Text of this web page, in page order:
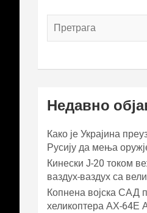
Недавно
Како је Украјина
Русију да мења
Кинески Ј-20 током
ваздух-ваздух са
Копнена војска САД
хеликоптера АХ-64Е